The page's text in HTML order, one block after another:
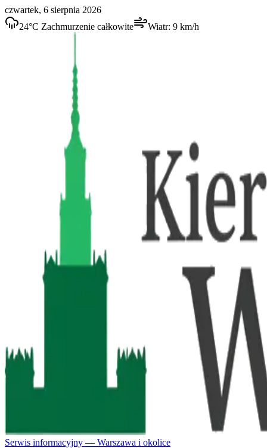
czwartek, 6 sierpnia 2026
24°C Zachmurzenie całkowite Wiatr: 9 km/h
Serwis informacyjny — Warszawa i okolice